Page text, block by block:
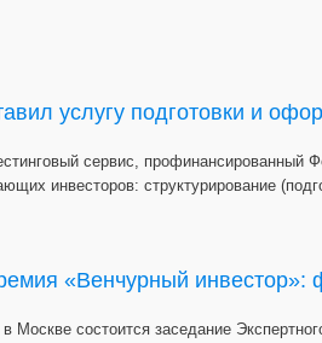
услугу подготовки и
сервис, профинансированный
инвесторов: структурирование
«Венчурный
в Москве состоится заседание